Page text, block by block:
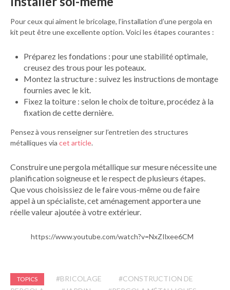
Pour ceux qui aiment le bricolage, l’installation d’une pergola en
kit peut être une excellente option. Voici les étapes courantes :
Préparez les fondations : pour une stabilité optimale,
creusez des trous pour les poteaux.
Montez la structure : suivez les instructions de montage
fournies avec le kit.
Fixez la toiture : selon le choix de toiture, procédez à la
fixation de cette dernière.
Pensez à vous renseigner sur l’entretien des structures
métalliques via cet article.
Construire une pergola métallique sur mesure nécessite une
planification soigneuse et le respect de plusieurs étapes.
Que vous choisissiez de le faire vous-même ou de faire
appel à un spécialiste, cet aménagement apportera une
réelle valeur ajoutée à votre extérieur.
https://www.youtube.com/watch?v=NxZIlxee6CM
TOPICS #BRICOLAGE
#CONSTRUCTION DE